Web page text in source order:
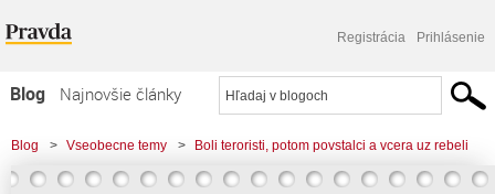
Registrácia Prihlásenie
Blog
Najnovšie články
Najčítanejšie články
Najkomentovanejšie články
Blog > Vseobecne temy > Boli teroristi, potom povstalci a vcera uz rebeli